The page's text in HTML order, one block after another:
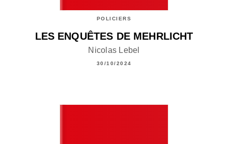
POLICIERS
LES ENQUÊTES DE MEHRLICHT
Nicolas Lebel
30/10/2024